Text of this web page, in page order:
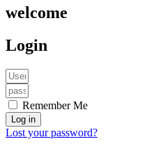
welcome
Login
Remember Me
Log in
Lost your password?